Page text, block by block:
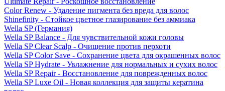
Color Renew - Удаление пигмента без вреда для волос
Shinefinity - Стойкое цветное глазирование без аммиака
Wella SP (Германия)
Wella SP Balance - Для чувствительной кожи головы
Wella SP Clear Scalp - Очищение против перхоти
Wella SP Color Save - Сохранение цвета для окрашенных волос
Wella SP Hydrate - Увлажнение для нормальных и сухих волос
Wella SP Repair - Восстановление для поврежденных волос
Wella SP Luxe Oil - Новая коллекция для защиты кератина